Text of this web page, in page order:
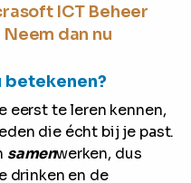
ICT Beheer
dan nu
betekenen?
eerst te leren kennen,
die écht bij je past.
samenwerken, dus
drinken en de